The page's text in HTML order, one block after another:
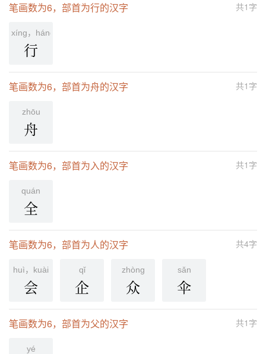
共1字
笔画数为6，部首为行的汉字
xíng，háng，hàng，héng
行
共1字
笔画数为6，部首为舟的汉字
zhōu
舟
共1字
笔画数为6，部首为入的汉字
quán
全
共4字
笔画数为6，部首为人的汉字
huì，kuài
会
qǐ
企
zhònɡ
众
sǎn
伞
共1字
笔画数为6，部首为父的汉字
yé